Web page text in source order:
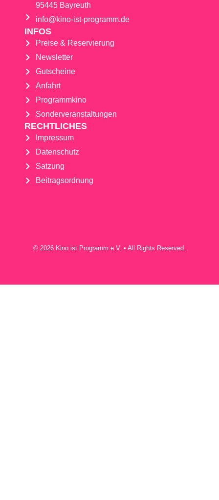
95445 Bayreuth
info@kino-ist-programm.de
INFOS
Preise & Reservierung
Newsletter
Gutscheine
Anfahrt
Programmkino
Sonderveranstaltungen
RECHTLICHES
Impressum
Datenschutz
Satzung
Beitragsordnung
© 2026 Kino ist Programm e.V. • All Rights Reserved.